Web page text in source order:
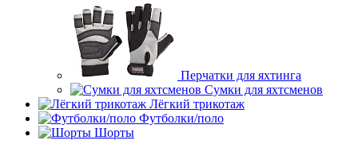
Перчатки для яхтинга
Сумки для яхтсменов
Лёгкий трикотаж
Футболки/поло
Шорты